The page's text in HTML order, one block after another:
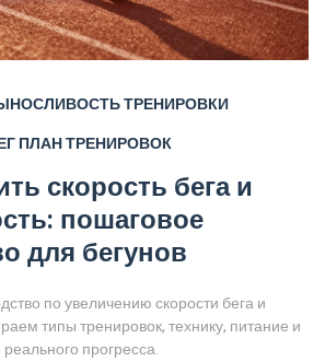
ТРЕНИРОВКИ
ПЛАН ТРЕНИРОВОК
скорость бега и
пошаговое
для бегунов
по увеличению скорости бега и
типы тренировок, технику, питание и
прогресса.